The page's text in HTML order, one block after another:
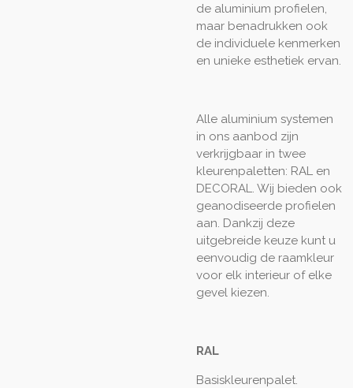
de aluminium profielen,
maar benadrukken ook
de individuele kenmerken
en unieke esthetiek ervan.
Alle aluminium systemen
in ons aanbod zijn
verkrijgbaar in twee
kleurenpaletten: RAL en
DECORAL. Wij bieden ook
geanodiseerde profielen
aan. Dankzij deze
uitgebreide keuze kunt u
eenvoudig de raamkleur
voor elk interieur of elke
gevel kiezen.
RAL
Basiskleurenpalet.